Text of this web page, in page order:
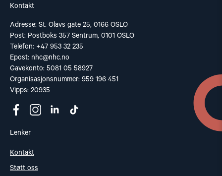
Kontakt
Adresse: St. Olavs gate 25, 0166 OSLO
Post: Postboks 357 Sentrum, 0101 OSLO
Telefon: +47 953 32 235
Epost: nhc@nhc.no
Gavekonto: 5081 05 58927
Organisasjonsnummer: 959 196 451
Vipps: 20935
Lenker
Kontakt
Støtt oss